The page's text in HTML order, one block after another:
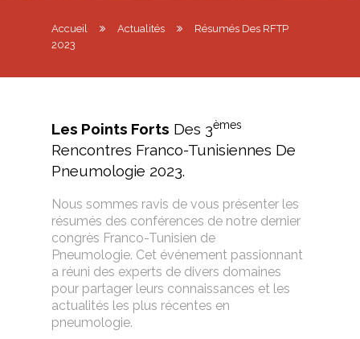
Accueil Actualités
Résumés Des RFTP
2023
Les Points Forts Des 3Èmes
Rencontres Franco-Tunisiennes De
Pneumologie 2023.
Nous sommes ravis de vous présenter les
résumés des conférences de notre dernier
congrès Franco-Tunisien de
Pneumologie. Cet événement passionnant
a réuni des experts de divers domaines
pour partager leurs connaissances et les
actualités les plus récentes en
pneumologie.